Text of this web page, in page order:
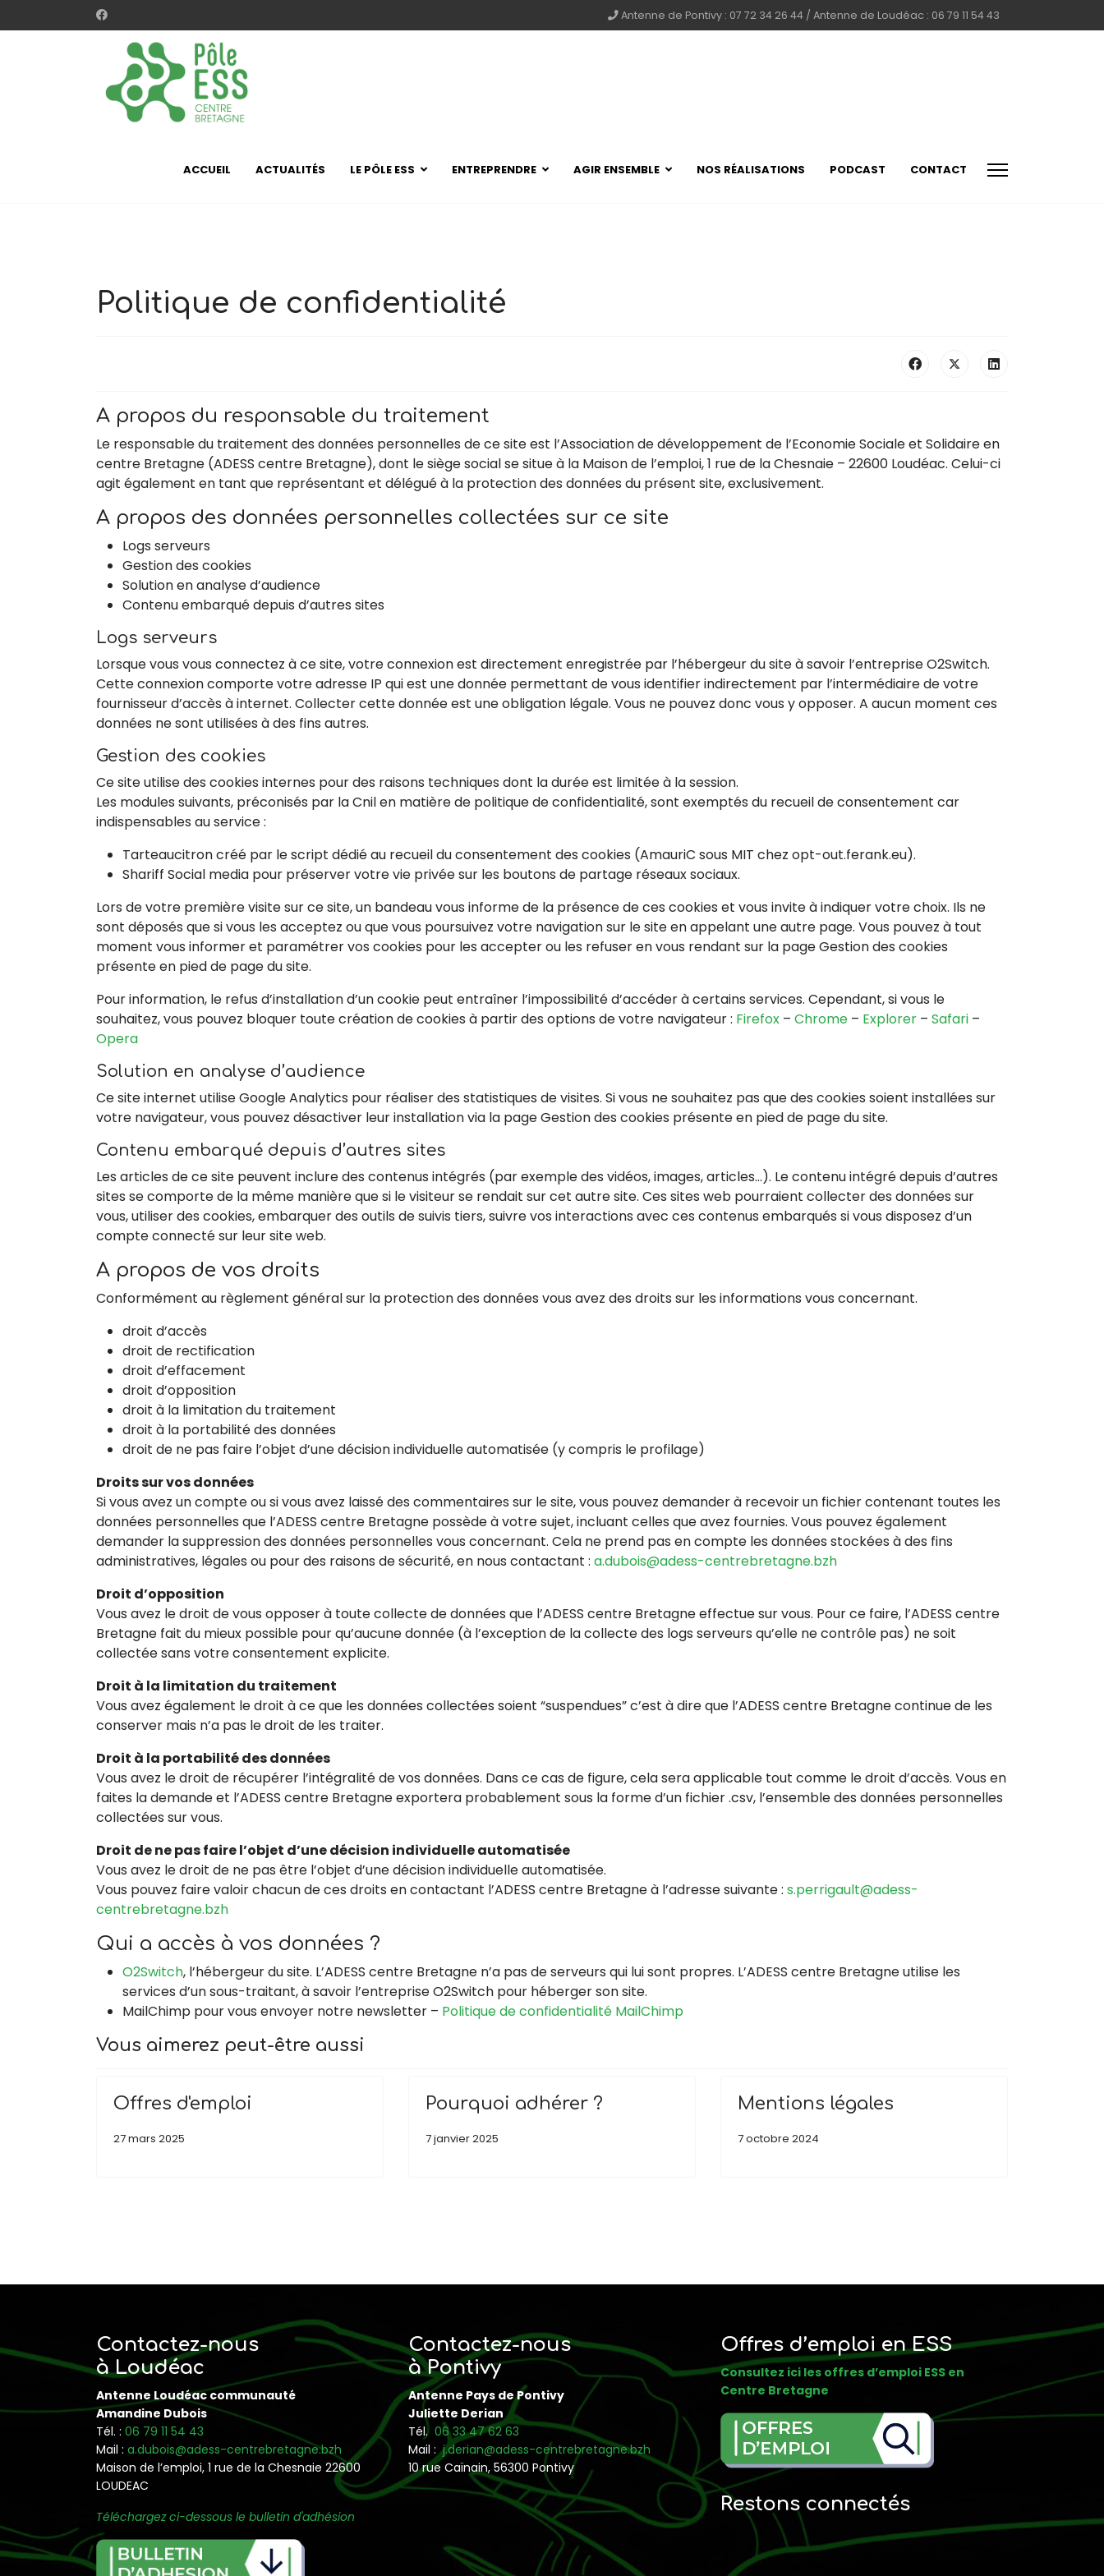
Antenne de Pontivy : 07 72 34 26 44 / Antenne de Loudéac : 06 79 11 54 43
ACCUEIL ACTUALITÉS LE PÔLE ESS ENTREPRENDRE AGIR ENSEMBLE NOS RÉALISATIONS PODCAST CONTACT
Politique de confidentialité
A propos du responsable du traitement
Le responsable du traitement des données personnelles de ce site est l’Association de développement de l’Economie Sociale et Solidaire en
centre Bretagne (ADESS centre Bretagne), dont le siège social se situe à la Maison de l’emploi, 1 rue de la Chesnaie – 22600 Loudéac. Celui-ci
agit également en tant que représentant et délégué à la protection des données du présent site, exclusivement.
A propos des données personnelles collectées sur ce site
Logs serveurs
Gestion des cookies
Solution en analyse d’audience
Contenu embarqué depuis d’autres sites
Logs serveurs
Lorsque vous vous connectez à ce site, votre connexion est directement enregistrée par l’hébergeur du site à savoir l’entreprise O2Switch.
Cette connexion comporte votre adresse IP qui est une donnée permettant de vous identifier indirectement par l’intermédiaire de votre
fournisseur d’accès à internet. Collecter cette donnée est une obligation légale. Vous ne pouvez donc vous y opposer. A aucun moment ces
données ne sont utilisées à des fins autres.
Gestion des cookies
Ce site utilise des cookies internes pour des raisons techniques dont la durée est limitée à la session.
Les modules suivants, préconisés par la Cnil en matière de politique de confidentialité, sont exemptés du recueil de consentement car
indispensables au service :
Tarteaucitron créé par le script dédié au recueil du consentement des cookies (AmauriC sous MIT chez opt-out.ferank.eu).
Shariff Social media pour préserver votre vie privée sur les boutons de partage réseaux sociaux.
Lors de votre première visite sur ce site, un bandeau vous informe de la présence de ces cookies et vous invite à indiquer votre choix. Ils ne
sont déposés que si vous les acceptez ou que vous poursuivez votre navigation sur le site en appelant une autre page. Vous pouvez à tout
moment vous informer et paramétrer vos cookies pour les accepter ou les refuser en vous rendant sur la page Gestion des cookies
présente en pied de page du site.
Pour information, le refus d’installation d’un cookie peut entraîner l’impossibilité d’accéder à certains services. Cependant, si vous le
souhaitez, vous pouvez bloquer toute création de cookies à partir des options de votre navigateur : Firefox – Chrome – Explorer – Safari –
Opera
Solution en analyse d’audience
Ce site internet utilise Google Analytics pour réaliser des statistiques de visites. Si vous ne souhaitez pas que des cookies soient installées sur
votre navigateur, vous pouvez désactiver leur installation via la page Gestion des cookies présente en pied de page du site.
Contenu embarqué depuis d’autres sites
Les articles de ce site peuvent inclure des contenus intégrés (par exemple des vidéos, images, articles…). Le contenu intégré depuis d’autres
sites se comporte de la même manière que si le visiteur se rendait sur cet autre site. Ces sites web pourraient collecter des données sur
vous, utiliser des cookies, embarquer des outils de suivis tiers, suivre vos interactions avec ces contenus embarqués si vous disposez d’un
compte connecté sur leur site web.
A propos de vos droits
Conformément au règlement général sur la protection des données vous avez des droits sur les informations vous concernant.
droit d’accès
droit de rectification
droit d’effacement
droit d’opposition
droit à la limitation du traitement
droit à la portabilité des données
droit de ne pas faire l’objet d’une décision individuelle automatisée (y compris le profilage)
Droits sur vos données
Si vous avez un compte ou si vous avez laissé des commentaires sur le site, vous pouvez demander à recevoir un fichier contenant toutes les
données personnelles que l’ADESS centre Bretagne possède à votre sujet, incluant celles que avez fournies. Vous pouvez également
demander la suppression des données personnelles vous concernant. Cela ne prend pas en compte les données stockées à des fins
administratives, légales ou pour des raisons de sécurité, en nous contactant : a.dubois@adess-centrebretagne.bzh
Droit d’opposition
Vous avez le droit de vous opposer à toute collecte de données que l’ADESS centre Bretagne effectue sur vous. Pour ce faire, l’ADESS centre
Bretagne fait du mieux possible pour qu’aucune donnée (à l’exception de la collecte des logs serveurs qu’elle ne contrôle pas) ne soit
collectée sans votre consentement explicite.
Droit à la limitation du traitement
Vous avez également le droit à ce que les données collectées soient “suspendues” c’est à dire que l’ADESS centre Bretagne continue de les
conserver mais n’a pas le droit de les traiter.
Droit à la portabilité des données
Vous avez le droit de récupérer l’intégralité de vos données. Dans ce cas de figure, cela sera applicable tout comme le droit d’accès. Vous en
faites la demande et l’ADESS centre Bretagne exportera probablement sous la forme d’un fichier .csv, l’ensemble des données personnelles
collectées sur vous.
Droit de ne pas faire l’objet d’une décision individuelle automatisée
Vous avez le droit de ne pas être l’objet d’une décision individuelle automatisée.
Vous pouvez faire valoir chacun de ces droits en contactant l’ADESS centre Bretagne à l’adresse suivante : s.perrigault@adess-
centrebretagne.bzh
Qui a accès à vos données ?
O2Switch, l’hébergeur du site. L’ADESS centre Bretagne n’a pas de serveurs qui lui sont propres. L’ADESS centre Bretagne utilise les
services d’un sous-traitant, à savoir l’entreprise O2Switch pour héberger son site.
MailChimp pour vous envoyer notre newsletter – Politique de confidentialité MailChimp
Vous aimerez peut-être aussi
Offres d'emploi
27 mars 2025
Pourquoi adhérer ?
7 janvier 2025
Mentions légales
7 octobre 2024
Contactez-nous
à Loudéac
Antenne Loudéac communauté
Amandine Dubois
Tél. : 06 79 11 54 43
Mail : a.dubois@adess-centrebretagne.bzh
Maison de l’emploi, 1 rue de la Chesnaie 22600
LOUDEAC
Téléchargez ci-dessous le bulletin d'adhésion
Contactez-nous
à Pontivy
Antenne Pays de Pontivy
Juliette Derian
Tél. 06 33 47 62 63
Mail :j.derian@adess-centrebretagne.bzh
10 rue Caïnain, 56300 Pontivy
Offres d’emploi en ESS
Consultez ici les offres d’emploi ESS en
Centre Bretagne
Restons connectés